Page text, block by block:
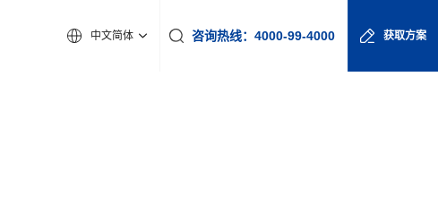
中文简体 咨询热线：4000-99-4000 获取方案